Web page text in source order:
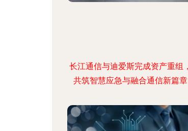
长江通信与迪爱斯完成资产重组，
共筑智慧应急与融合通信新篇章